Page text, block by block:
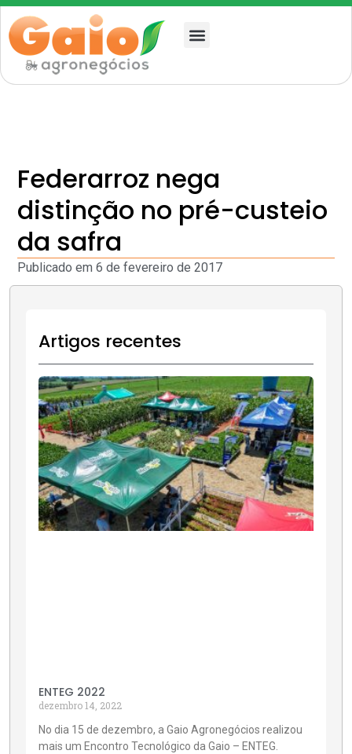
Federarroz nega
distinção no pré-custeio
da safra
Publicado em 6 de fevereiro de 2017
Artigos recentes
ENTEG 2022
dezembro 14, 2022
No dia 15 de dezembro, a Gaio Agronegócios realizou
mais um Encontro Tecnológico da Gaio – ENTEG.